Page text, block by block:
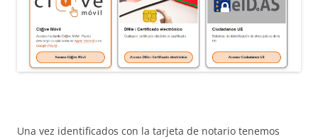
Una vez identificados con la tarjeta de notario tenemos